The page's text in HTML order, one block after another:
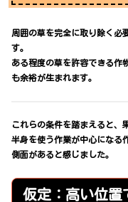
周囲の草を完全に取り除く必
す。
ある程度の草を許容できる作
も余裕が生まれます。
これらの条件を踏まえると、
半身を使う作業が中心になる
側面があると感じました。
仮定：高い位置